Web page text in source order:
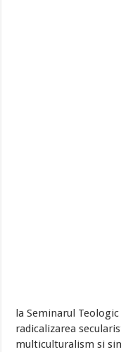
la Seminarul
radicalizarea
multiculturalism si